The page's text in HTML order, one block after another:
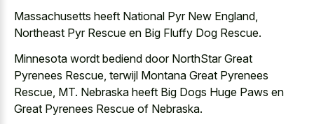
Massachusetts heeft National Pyr New England,
Northeast Pyr Rescue en Big Fluffy Dog Rescue.
Minnesota wordt bediend door NorthStar Great
Pyrenees Rescue, terwijl Montana Great Pyrenees
Rescue, MT. Nebraska heeft Big Dogs Huge Paws en
Great Pyrenees Rescue of Nebraska.